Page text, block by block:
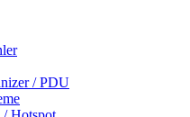
/ PDU